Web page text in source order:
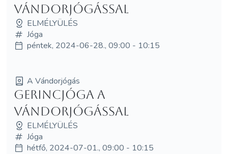
Vándorjógással
ELMÉLYÜLÉS
Jóga
péntek, 2024-06-28., 09:00 - 10:15
A Vándorjógás
Gerincjóga a
Vándorjógással
ELMÉLYÜLÉS
Jóga
hétfő, 2024-07-01., 09:00 - 10:15